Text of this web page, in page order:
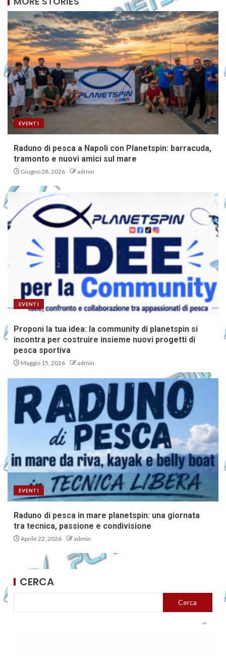
EVENTI
Raduno di pesca a Napoli con Planetspin: barracuda,
tramonto e nuovi amici sul mare
Giugno 28, 2026 admin
EVENTI
Proponi la tua idea: la community di planetspin si
incontra per costruire insieme nuovi progetti di
pesca sportiva
Maggio 15, 2026 admin
EVENTI
Raduno di pesca in mare planetspin: una giornata
tra tecnica, passione e condivisione
Aprile 22, 2026 admin
CERCA
Cerca